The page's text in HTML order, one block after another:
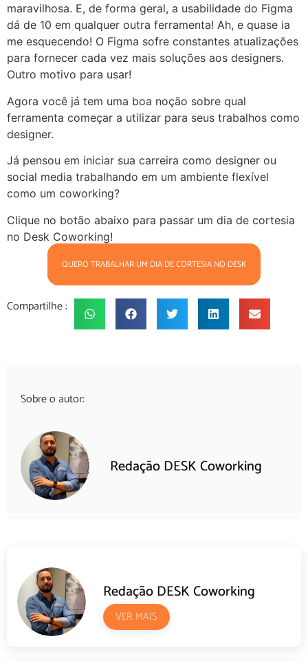
maravilhosa. E, de forma geral, a usabilidade do Figma
dá de 10 em qualquer outra ferramenta! Ah, e quase ia
me esquecendo! O Figma sofre constantes atualizações
para fornecer cada vez mais soluções aos designers.
Outro motivo para usar!
Agora você já tem uma boa noção sobre qual
ferramenta começar a utilizar para seus trabalhos como
designer.
Já pensou em iniciar sua carreira como designer ou
social media trabalhando em um ambiente flexível
como um coworking?
Clique no botão abaixo para passar um dia de cortesia
no Desk Coworking!
QUERO TRABALHAR UM DIA DE CORTESIA NO DESK
Compartilhe :
Sobre o autor:
Redação DESK Coworking
Redação DESK Coworking
VER MAIS